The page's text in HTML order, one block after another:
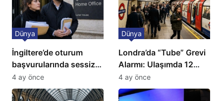
İngiltere’de oturum
başvurularında sessiz
kriz: Büyükelçilikten
açıklama!
Dünya
4 ay önce
Londra’da “Tube” Grevi
Alarmı: Ulaşımda 12
Günlük Kaos Kapıda
Dünya
4 ay önce